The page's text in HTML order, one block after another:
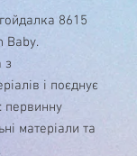
8615
Baby.
з
і поєднує
первинну
матеріали та